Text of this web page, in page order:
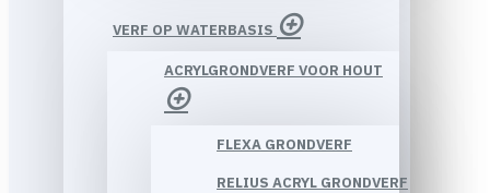
VERF OP WATERBASIS
ACRYLGRONDVERF VOOR HOUT
FLEXA GRONDVERF
RELIUS ACRYL GRONDVERF